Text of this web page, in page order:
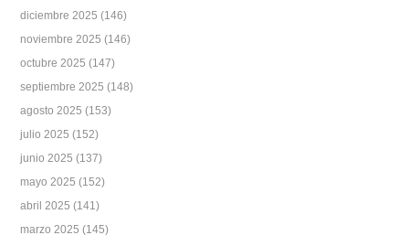
diciembre 2025 (146)
noviembre 2025 (146)
octubre 2025 (147)
septiembre 2025 (148)
agosto 2025 (153)
julio 2025 (152)
junio 2025 (137)
mayo 2025 (152)
abril 2025 (141)
marzo 2025 (145)